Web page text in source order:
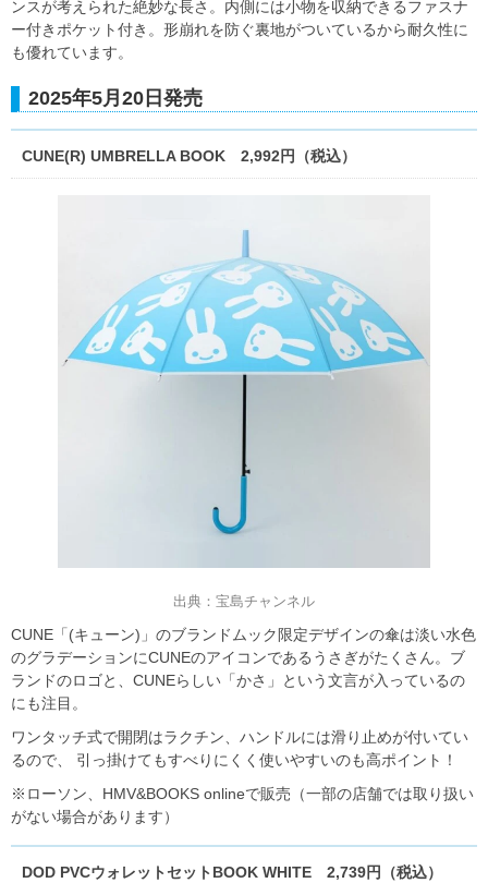
ンスが考えられた絶妙な長さ。内側には小物を収納できるファスナ
ー付きポケット付き。形崩れを防ぐ裏地がついているから耐久性に
も優れています。
2025年5月20日発売
CUNE(R) UMBRELLA BOOK 2,992円（税込）
出典：宝島チャンネル
CUNE「(キューン)」のブランドムック限定デザインの傘は淡い水色
のグラデーションにCUNEのアイコンであるうさぎがたくさん。ブ
ランドのロゴと、CUNEらしい「かさ」という文言が入っているの
にも注目。
ワンタッチ式で開閉はラクチン、ハンドルには滑り止めが付いてい
るので、 引っ掛けてもすべりにくく使いやすいのも高ポイント！
※ローソン、HMV&BOOKS onlineで販売（一部の店舗では取り扱い
がない場合があります）
DOD PVCウォレットセットBOOK WHITE 2,739円（税込）